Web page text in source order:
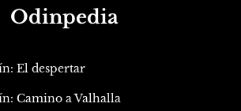
Odinpedia
El despertar
Camino a Valhalla